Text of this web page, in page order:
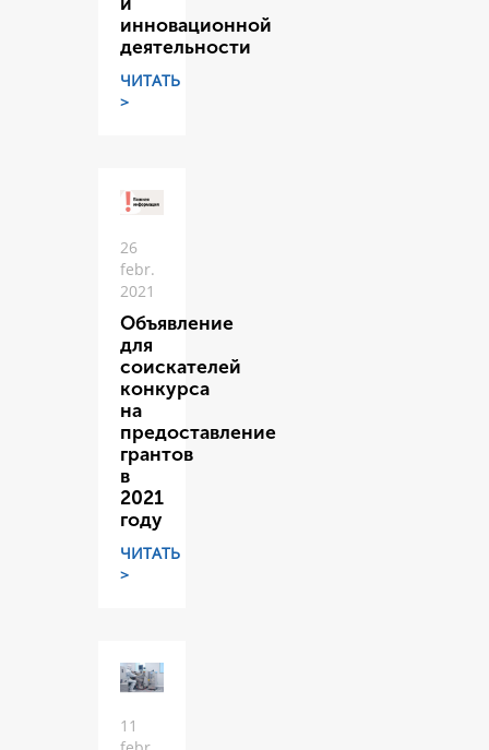
инновационной
деятельности
ЧИТАТЬ
>
26
febr.
2021
Объявление
для
соискателей
конкурса
на
предоставление
грантов
в
2021
году
ЧИТАТЬ
>
11